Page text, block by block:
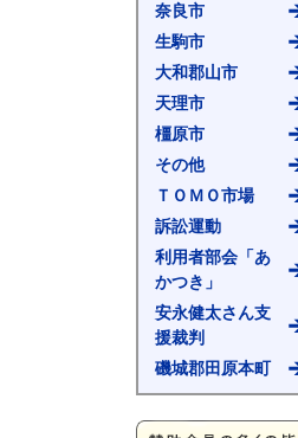
奈良市
生駒市
大和郡山市
天理市
橿原市
その他
ＴＯＭＯ市場
訴訟運動
利用者部会「あ
かつき」
安永健太さん支
援裁判
磯城郡田原本町